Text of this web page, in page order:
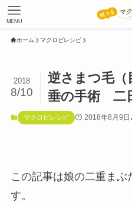
MENU
ホーム マクロビレシピ
逆さまつ毛（
垂の手術 二
2018
8/10
マクロビレシピ 2018年8月9日
この記事は娘の二重ま
す。